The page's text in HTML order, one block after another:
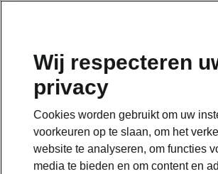
Wij respecteren
privacy
Cookies worden gebruikt om uw
voorkeuren op te slaan, om het
website te analyseren, om functies
media te bieden en om content en